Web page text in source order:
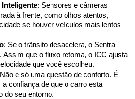
Inteligente: Sensores e câmeras
à frente, como olhos atentos,
se houver veículos mais lentos
: Se o trânsito desacelera, o Sentra
Assim que o fluxo retoma, o ICC ajusta
que você escolheu.
é só uma questão de conforto. É
a confiança de que o carro está
do seu entorno.